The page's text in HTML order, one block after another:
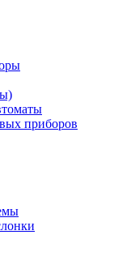
приборов